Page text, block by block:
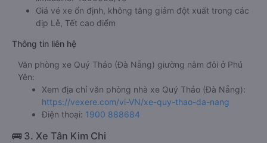
Giá vé xe ổn định, không tăng giảm đột xuất trong các
dịp Lễ, Tết cao điểm
Thông tin liên hệ
Văn phòng xe Quý Thảo (Đà Nẵng) giường nằm đôi ở Phú
Yên:
Xem địa chỉ văn phòng nhà xe Quý Thảo (Đà Nẵng):
https://vexere.com/vi-VN/xe-quy-thao-da-nang
Điện thoại: 1900 888684
🚌 3. Xe Tân Kim Chi